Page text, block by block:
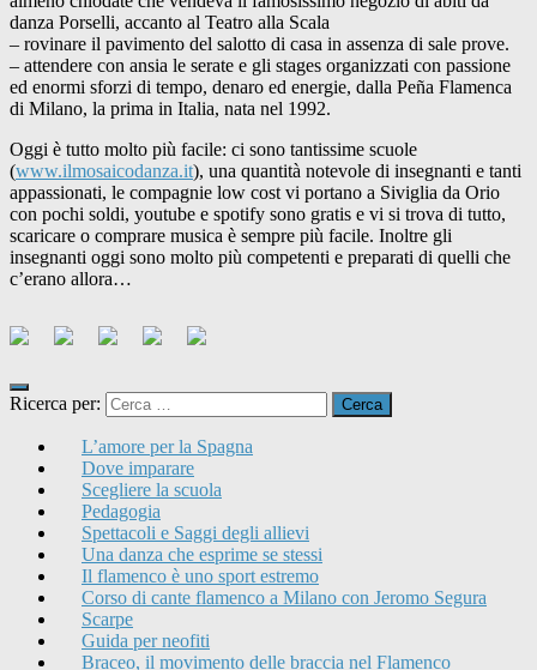
danza Porselli, accanto al Teatro alla Scala
– rovinare il pavimento del salotto di casa in assenza di sale prove.
– attendere con ansia le serate e gli stages organizzati con passione
ed enormi sforzi di tempo, denaro ed energie, dalla Peña Flamenca
di Milano, la prima in Italia, nata nel 1992.
Oggi è tutto molto più facile: ci sono tantissime scuole
(www.ilmosaicodanza.it), una quantità notevole di insegnanti e tanti
appassionati, le compagnie low cost vi portano a Siviglia da Orio
con pochi soldi, youtube e spotify sono gratis e vi si trova di tutto,
scaricare o comprare musica è sempre più facile. Inoltre gli
insegnanti oggi sono molto più competenti e preparati di quelli che
c’erano allora…
Ricerca per:
L’amore per la Spagna
Dove imparare
Scegliere la scuola
Pedagogia
Spettacoli e Saggi degli allievi
Una danza che esprime se stessi
Il flamenco è uno sport estremo
Corso di cante flamenco a Milano con Jeromo Segura
Scarpe
Guida per neofiti
Braceo, il movimento delle braccia nel Flamenco